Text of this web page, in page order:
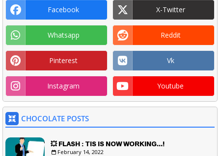
Facebook X-Twitter
Whatsapp Reddit
Pinterest Vk
Instagram Youtube
CHOCOLATE POSTS
💥 FLASH : TIS IS NOW WORKING...!
February 14, 2022